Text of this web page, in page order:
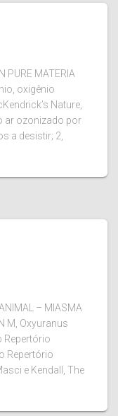
PURE MATERIA
oxigênio
Nature,
ar ozonizado por
a desistir; 2,
– MIASMA
M, Oxyuranus
Repertório
Repertório
e Kendall, The